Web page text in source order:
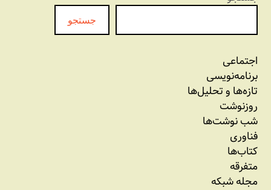
جستجو
اجتماعی
برنامه‏‌نویسی
تازه‌‌ها و تحلیل‌ها
روزنوشت
شب نوشت‌ها
فناوری
کتاب‌ها
متفرقه
مجله شبکه